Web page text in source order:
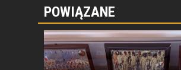
POWIĄZANE